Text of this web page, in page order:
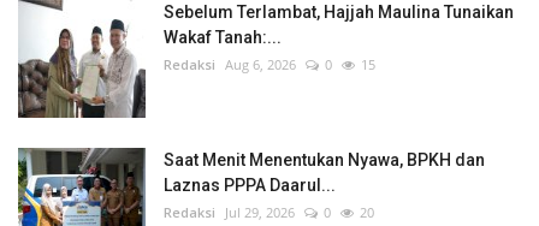
Sebelum Terlambat, Hajjah Maulina Tunaikan
Wakaf Tanah:...
Redaksi Aug 6, 2026 0 15
Saat Menit Menentukan Nyawa, BPKH dan
Laznas PPPA Daarul...
Redaksi Jul 29, 2026 0 20